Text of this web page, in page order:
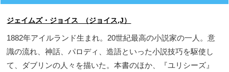
ジェイムズ・ジョイス （ジョイス,J）
1882年アイルランド生まれ。20世紀最高の小説家の一人。意
識の流れ、神話、パロディ、造語といった小説技巧を駆使し
て、ダブリンの人々を描いた。本書のほか、『ユリシーズ』